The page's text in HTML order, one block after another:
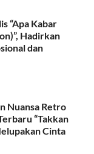
“Apa Kabar
Hadirkan
dan
Nuansa Retro
“Takkan
Cinta